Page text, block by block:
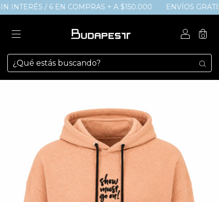
/ 6 EN COMPRAS + A $150.000 ENVÍOS GRATIS
0